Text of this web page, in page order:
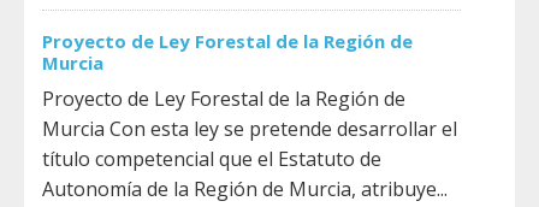
Proyecto de Ley Forestal de la Región de
Murcia
Proyecto de Ley Forestal de la Región de
Murcia Con esta ley se pretende desarrollar el
título competencial que el Estatuto de
Autonomía de la Región de Murcia, atribuye...